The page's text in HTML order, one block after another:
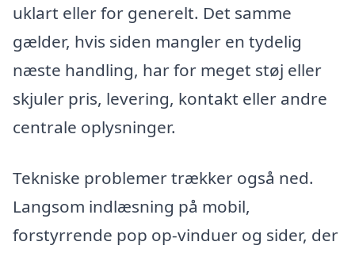
uklart eller for generelt. Det samme
gælder, hvis siden mangler en tydelig
næste handling, har for meget støj eller
skjuler pris, levering, kontakt eller andre
centrale oplysninger.
Tekniske problemer trækker også ned.
Langsom indlæsning på mobil,
forstyrrende pop op-vinduer og sider, der